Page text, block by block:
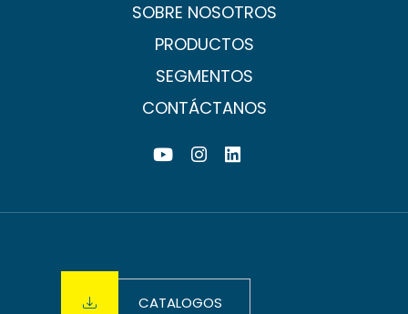
SOBRE NOSOTROS
PRODUCTOS
SEGMENTOS
CONTÁCTANOS
CATALOGOS